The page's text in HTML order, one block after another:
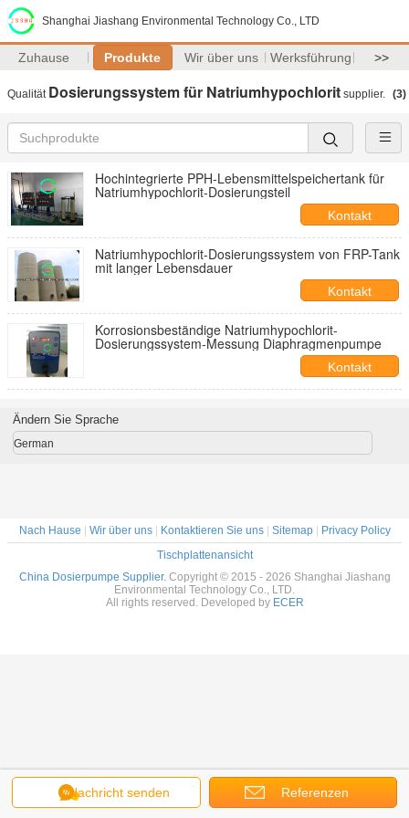
Shanghai Jiashang Environmental Technology Co., LTD
Zuhause Produkte Wir über uns Werksführung >>
Qualität Dosierungssystem für Natriumhypochlorit supplier. (3)
Hochintegrierte PPH-Lebensmittelspeichertank für
Natriumhypochlorit-Dosierungsteil
Kontakt
Natriumhypochlorit-Dosierungssystem von FRP-Tank
mit langer Lebensdauer
Kontakt
Korrosionsbeständige Natriumhypochlorit-
Dosierungssystem-Messung Diaphragmenpumpe
Kontakt
Nachricht senden Referenzen
Ändern Sie Sprache
German
Nach Hause Wir über uns| Kontaktieren Sie uns| Sitemap|
Privacy Policy
Tischplattenansicht
China Dosierpumpe Supplier. Copyright © 2015 - 2026 Shanghai Jiashang
Environmental Technology Co., LTD.
All rights reserved. Developed by ECER